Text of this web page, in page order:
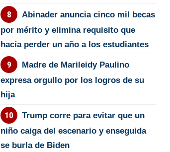
Abinader anuncia cinco mil becas
por mérito y elimina requisito que
hacía perder un año a los estudiantes
Madre de Marileidy Paulino
expresa orgullo por los logros de su
hija
Trump corre para evitar que un
niño caiga del escenario y enseguida
se burla de Biden